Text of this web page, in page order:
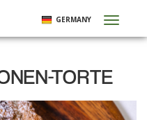
GERMANY
TORTE